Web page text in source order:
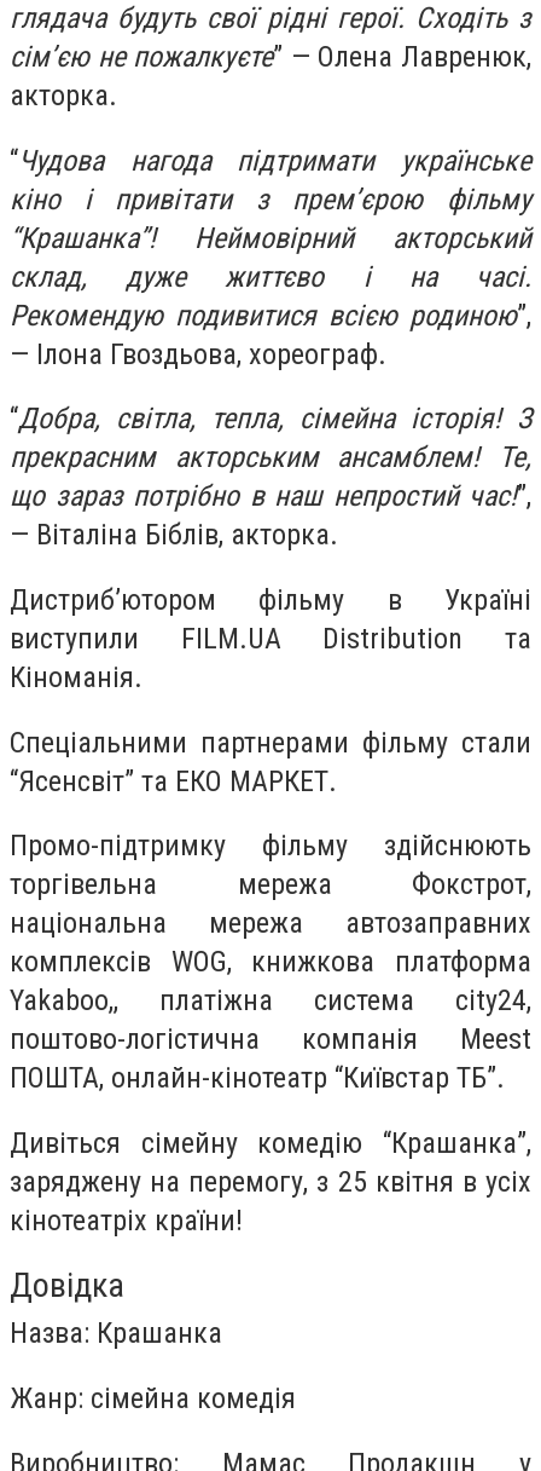
глядача будуть свої рідні герої. Сходіть з
сімʼєю не пожалкуєте” — Олена Лавренюк,
акторка.
“Чудова нагода підтримати українське
кіно і привітати з премʼєрою фільму
“Крашанка”! Неймовірний акторський
склад, дуже життєво і на часі.
Рекомендую подивитися всією родиною”,
— Ілона Гвоздьова, хореограф.
“Добра, світла, тепла, сімейна історія! З
прекрасним акторським ансамблем! Те,
що зараз потрібно в наш непростий час!”,
— Віталіна Біблів, акторка.
Дистриб’ютором фільму в Україні
виступили FILM.UA Distribution та
Кіноманія.
Спеціальними партнерами фільму стали
“Ясенсвіт” та ЕКО МАРКЕТ.
Промо-підтримку фільму здійснюють
торгівельна мережа Фокстрот,
національна мережа автозаправних
комплексів WOG, книжкова платформа
Yakaboo,, платіжна система city24,
поштово-логістична компанія Meest
ПОШТА, онлайн-кінотеатр “Київстар ТБ”.
Дивіться cімейну комедію “Крашанка”,
заряджену на перемогу, з 25 квітня в усіх
кінотеатріх країни!
Довідка
Назва: Крашанка
Жанр: сімейна комедія
Виробництво: Мамас Продакшн у